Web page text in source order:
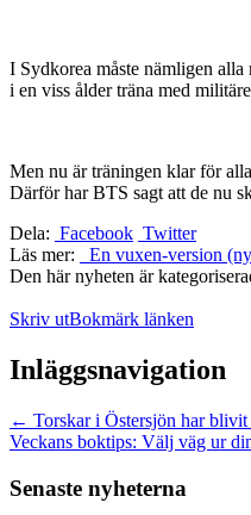
I Sydkorea måste nämligen alla
i en viss ålder träna med
Men nu är träningen klar för
Därför har BTS sagt att de nu
Dela: Facebook Twitter
Läs mer:
En vuxen-version
Den här nyheten är
Skriv utBokmärk länken
Inläggsnavigation
← Torskar i Östersjön har
Veckans boktips: Välj väg ur
Senaste nyheterna